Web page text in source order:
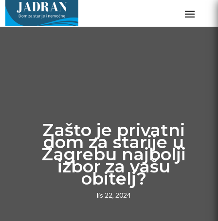
Zašto je privatni
dom za starije u
Zagrebu najbolji
izbor za vašu
obitelj?
lis 22, 2024